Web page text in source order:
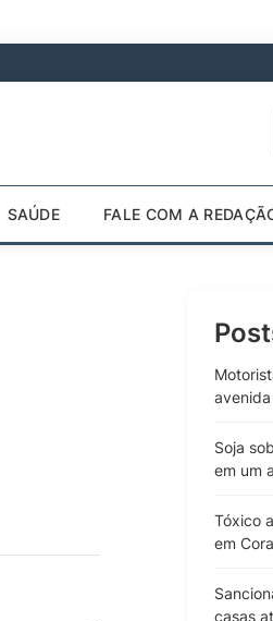
SAÚDE FALE COM A
Soja
em um
Tóxico
em
casas